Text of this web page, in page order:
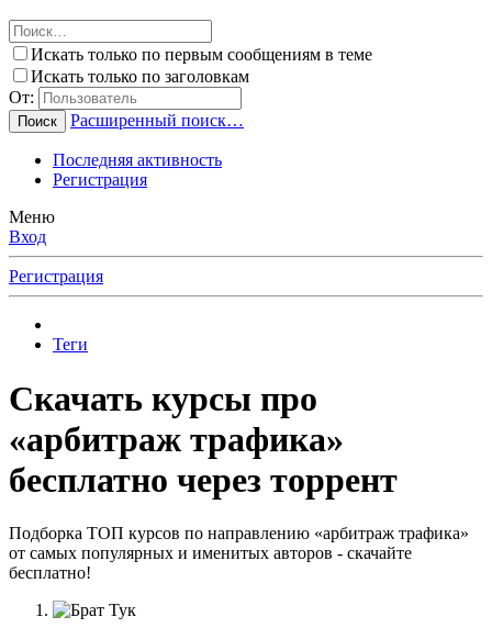
Искать только по первым сообщениям в теме
Искать только по заголовкам
От:
Поиск Расширенный поиск…
Последняя активность
Регистрация
Меню
Вход
Регистрация
Теги
Скачать курсы про
«арбитраж трафика»
бесплатно через торрент
Подборка ТОП курсов по направлению «арбитраж трафика»
от самых популярных и именитых авторов - скачайте
бесплатно!